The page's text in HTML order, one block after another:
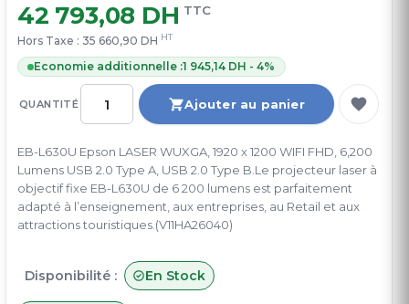
QUANTITÉ Ajouter au panier
42 793,08 DH TTC
Hors Taxe : 35 660,90 DH HT
Economie additionnelle :1 945,14 DH - 4%
EB-L630U Epson LASER WUXGA, 1920 x 1200 WIFI FHD, 6,200
Lumens USB 2.0 Type A, USB 2.0 Type B.Le projecteur laser à
objectif fixe EB-L630U de 6 200 lumens est parfaitement
adapté à l’enseignement, aux entreprises, au Retail et aux
attractions touristiques.(V11HA26040)
Disponibilité : En Stock